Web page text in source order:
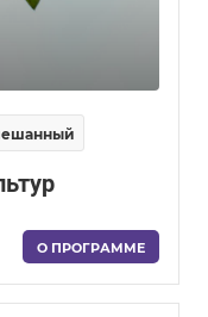
О ПРОГРАММЕ